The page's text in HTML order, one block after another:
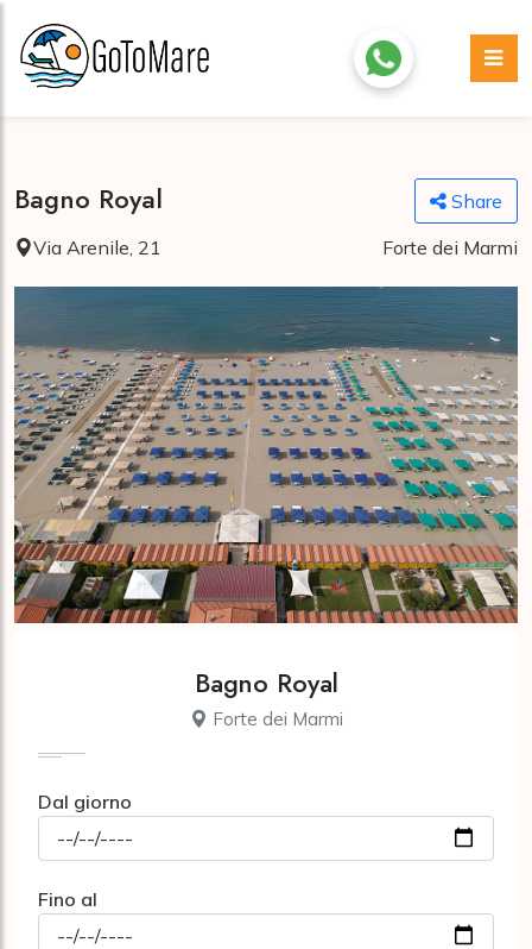
Bagno Royal
Share
Via Arenile, 21
Forte dei Marmi
Bagno Royal
Forte dei Marmi
Dal giorno
Fino al